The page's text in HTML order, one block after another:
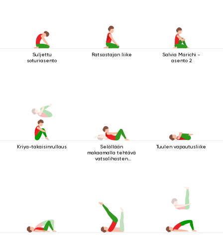
Suljettu
soturiasento
Ratsastajan liike
Salvia Marichi -
asento 2
Kriya-takaisinrullaus
Selällään
makaamalla tehtävä
vatsalihasten
Tuulen vapautusliike